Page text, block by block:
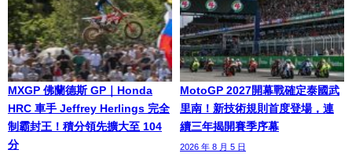
MXGP 佛蘭德斯 GP｜Honda
HRC 車手 Jeffrey Herlings 完全
制霸封王！積分領先擴大至 104
分
MotoGP 2027開幕戰確定泰國武
里南！新技術規則首度登場，連
續三年揭開賽季序幕
2026 年 8 月 5 日